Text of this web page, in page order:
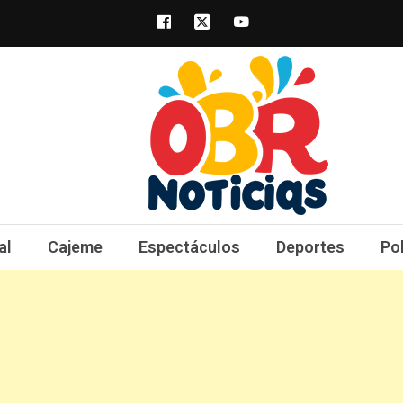
obrnoticias.com
obr noticias noticias, entretenimiento y
Cajeme Espectáculos Deportes